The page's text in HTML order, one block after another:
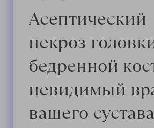
Асептический
некроз
бедренной
невидимый
вашего сустава